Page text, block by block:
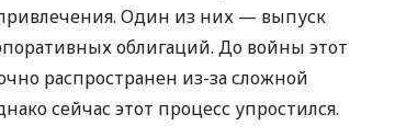
Один из них — выпуск
облигаций. До войны этот
распространен из-за сложной
сейчас этот процесс упростился.